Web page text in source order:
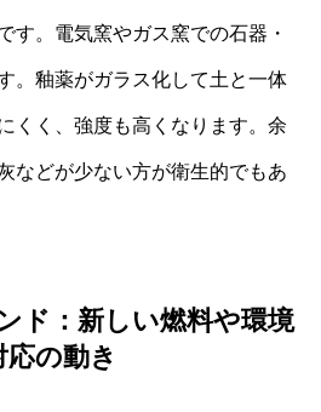
す。電気窯やガス窯での石器・
。釉薬がガラス化して土と一体
くく、強度も高くなります。余
などが少ない方が衛生的でもあ
ド：新しい燃料や環境
応の動き